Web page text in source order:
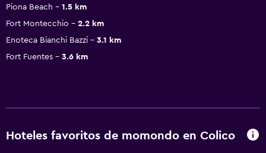
Piona Beach
1.5 km
Fort Montecchio
2.2 km
Enoteca Bianchi Bazzi
3.1 km
Fort Fuentes
3.6 km
Hoteles favoritos de momondo en Colico